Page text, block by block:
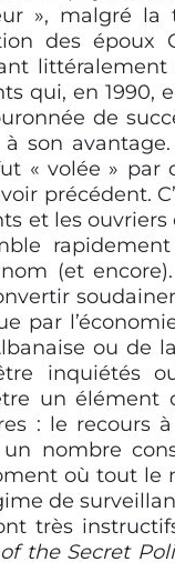
», malgré la
des
littéralement
qui, en 1990,
de
son
« volée »
précédent.
et les
(et encore).
par
ou de la
inquiétés
un élément
: le recours
nombre
où tout
de
très
the Secret